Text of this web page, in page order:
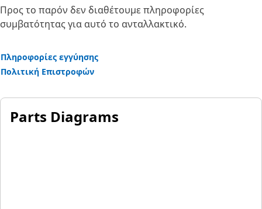
Προς το παρόν δεν διαθέτουμε πληροφορίες
συμβατότητας για αυτό το ανταλλακτικό.
Πληροφορίες εγγύησης
Πολιτική Επιστροφών
Parts Diagrams